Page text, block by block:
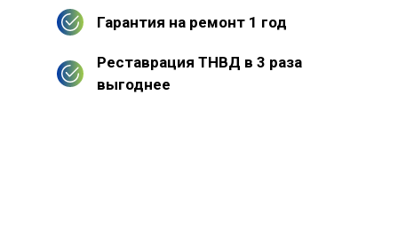
Гарантия на ремонт 1 год
Реставрация ТНВД в 3 раза
выгоднее